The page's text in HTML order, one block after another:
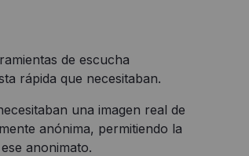
de escucha
rápida que necesitaban.
una imagen real de
anónima, permitiendo la
anonimato.